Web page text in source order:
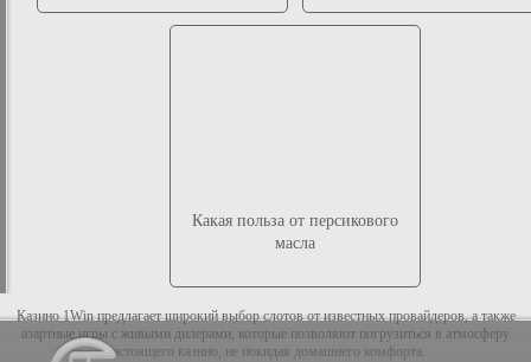
Какая польза от персикового
масла
Казино 1Win предлагает широкий выбор слотов от известных провайдеров, а также
азартные игры с живыми дилерами, которые позволяют погрузиться в атмосферу
настоящего казино, не покидая домашнего комфорта.